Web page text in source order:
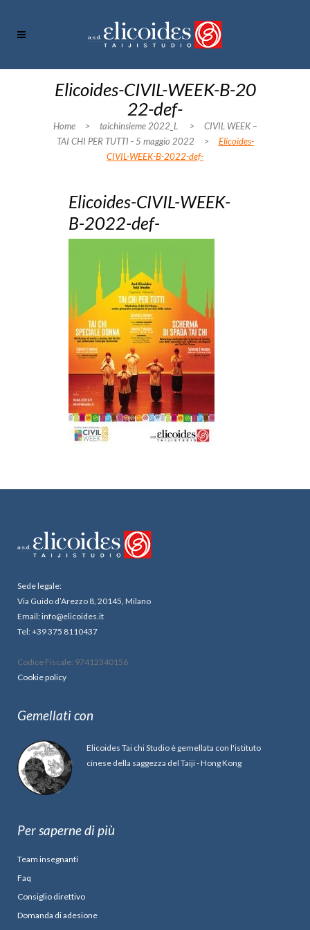
Elicoides-CIVIL-WEEK-B-20
22-def-
Home > taichinsieme 2022_L >
CIVIL WEEK –
TAI CHI PER TUTTI - 5 maggio 2022
>
Elicoides-
CIVIL-WEEK-B-2022-def-
Elicoides-CIVIL-WEEK-
B-2022-def-
Sede legale:
Via Guido d’Arezzo 8, 20145, Milano
Email: info@elicoides.it
Tel: +39 375 8110437
Codice Fiscale: 97412340156
Cookie policy
Gemellati con
Elicoides Tai chi Studio è gemellata con l'istituto
cinese della saggezza del Taiji - Hong Kong
Per saperne di più
Team insegnanti
Faq
Consiglio direttivo
Domanda di adesione